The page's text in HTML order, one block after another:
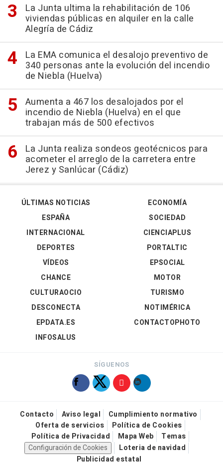
La Junta ultima la rehabilitación de 106
viviendas públicas en alquiler en la calle
Alegría de Cádiz
La EMA comunica el desalojo preventivo de
340 personas ante la evolución del incendio
de Niebla (Huelva)
Aumenta a 467 los desalojados por el
incendio de Niebla (Huelva) en el que
trabajan más de 500 efectivos
La Junta realiza sondeos geotécnicos para
acometer el arreglo de la carretera entre
Jerez y Sanlúcar (Cádiz)
ÚLTIMAS NOTICIAS
ESPAÑA
INTERNACIONAL
DEPORTES
VÍDEOS
ECONOMÍA
SOCIEDAD
CIENCIAPLUS
PORTALTIC
EPSOCIAL
CHANCE
CULTURAOCIO
DESCONECTA
EPDATA.ES
INFOSALUS
MOTOR
TURISMO
NOTIMÉRICA
CONTACTOPHOTO
SÍGUENOS
Contacto Aviso legal
Cumplimiento normativo
Oferta de servicios
Política de Cookies
Política de Privacidad
Mapa Web
Temas
Configuración de Cookies
Loteria de navidad
Publicidad estatal